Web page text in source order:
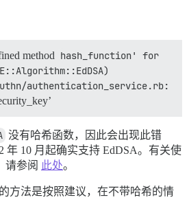
method hash_function' for
authentication_service.rb:
没有哈希函数，因此会出现此错
年 10 月起确实支持 EdDSA。有关使
请参阅 此处。
方法是按照建议，在不带哈希的情